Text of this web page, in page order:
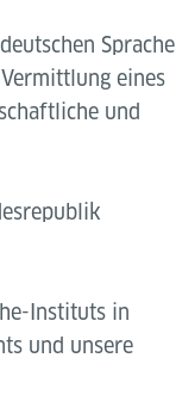
Sprache
eines
und
Instituts in
und unsere